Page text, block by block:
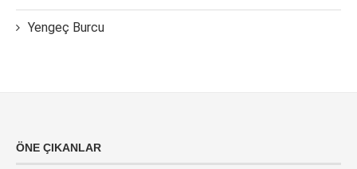
Yengeç Burcu
ÖNE ÇIKANLAR